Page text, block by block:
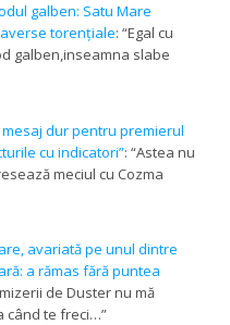
galben: Satu Mare
torențiale: “Egal cu
galben,inseamna slabe
dur pentru premierul
cu indicatori”: “Astea nu
meciul cu Cozma
avariată pe unul dintre
a rămas fără puntea
de Duster nu mă
când te freci…”